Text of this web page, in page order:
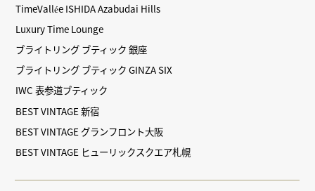
TimeVallée ISHIDA Azabudai Hills
Luxury Time Lounge
ブライトリング ブティック 銀座
ブライトリング ブティック GINZA SIX
IWC 表参道ブティック
BEST VINTAGE 新宿
BEST VINTAGE グランフロント大阪
BEST VINTAGE ヒューリックスクエア札幌